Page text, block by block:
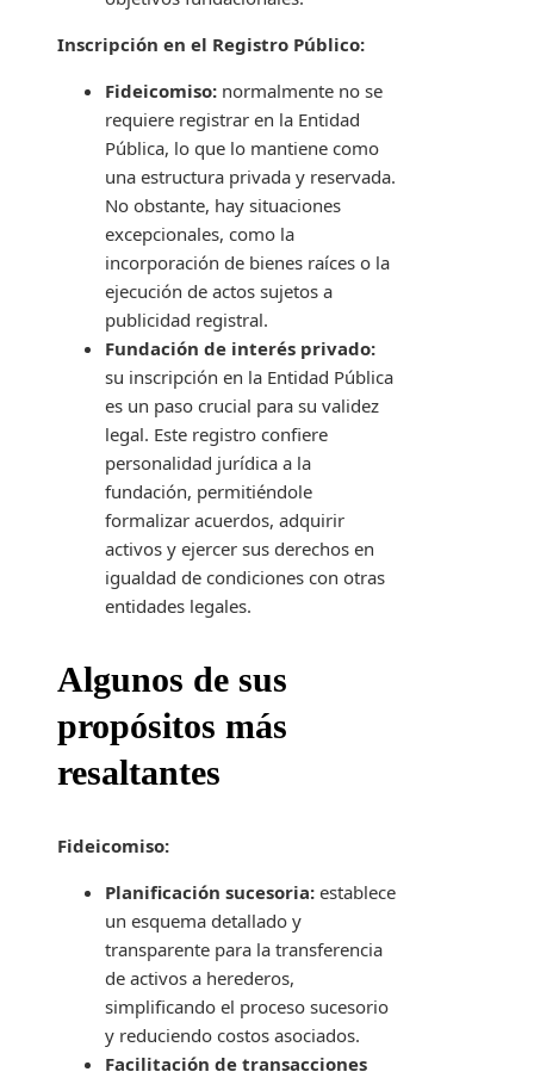
Inscripción en el Registro Público:
Fideicomiso: normalmente no se
requiere registrar en la Entidad
Pública, lo que lo mantiene como
una estructura privada y reservada.
No obstante, hay situaciones
excepcionales, como la
incorporación de bienes raíces o la
ejecución de actos sujetos a
publicidad registral.
Fundación de interés privado:
su inscripción en la Entidad Pública
es un paso crucial para su validez
legal. Este registro confiere
personalidad jurídica a la
fundación, permitiéndole
formalizar acuerdos, adquirir
activos y ejercer sus derechos en
igualdad de condiciones con otras
entidades legales.
Algunos de sus
propósitos más
resaltantes
Fideicomiso:
Planificación sucesoria: establece
un esquema detallado y
transparente para la transferencia
de activos a herederos,
simplificando el proceso sucesorio
y reduciendo costos asociados.
Facilitación de transacciones